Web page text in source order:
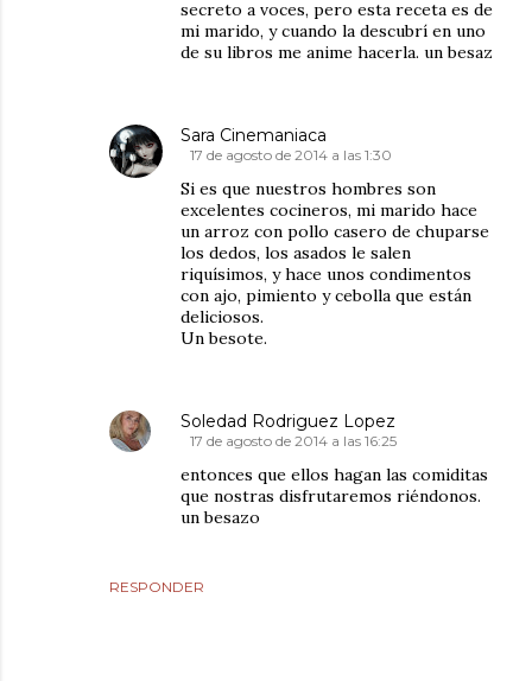
RESPONDER
secreto a voces, pero esta receta es de
mi marido, y cuando la descubrí en uno
de su libros me anime hacerla. un besaz
Sara Cinemaniaca
17 de agosto de 2014 a las 1:30
Si es que nuestros hombres son
excelentes cocineros, mi marido hace
un arroz con pollo casero de chuparse
los dedos, los asados le salen
riquísimos, y hace unos condimentos
con ajo, pimiento y cebolla que están
deliciosos.
Un besote.
Soledad Rodriguez Lopez
17 de agosto de 2014 a las 16:25
entonces que ellos hagan las comiditas
que nostras disfrutaremos riéndonos.
un besazo